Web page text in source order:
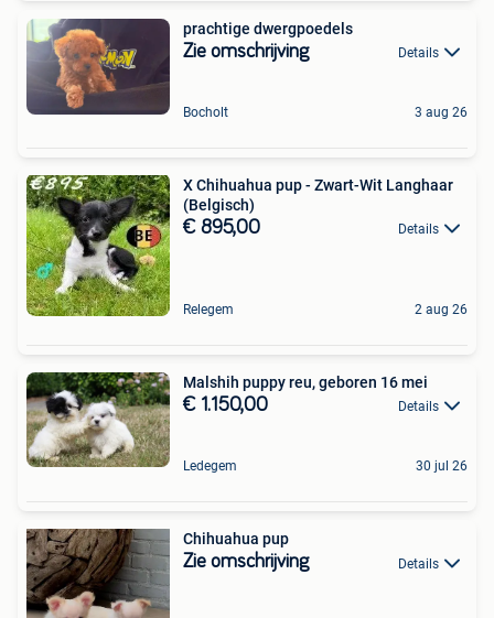
prachtige dwergpoedels
Zie omschrijving Details
Bocholt 3 aug 26
X Chihuahua pup - Zwart-Wit Langhaar
(Belgisch)
€ 895,00 Details
Relegem 2 aug 26
Malshih puppy reu, geboren 16 mei
€ 1.150,00 Details
Ledegem 30 jul 26
Chihuahua pup
Zie omschrijving Details